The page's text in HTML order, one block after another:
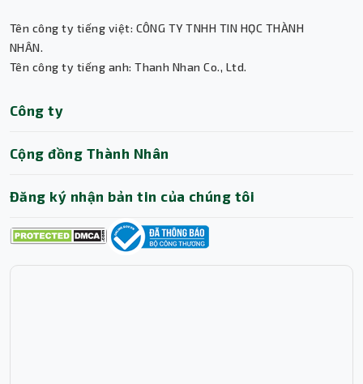
Tên công ty tiếng việt: CÔNG TY TNHH TIN HỌC THÀNH
NHÂN.
Tên công ty tiếng anh: Thanh Nhan Co., Ltd.
Công ty
Cộng đồng Thành Nhân
Đăng ký nhận bản tin của chúng tôi